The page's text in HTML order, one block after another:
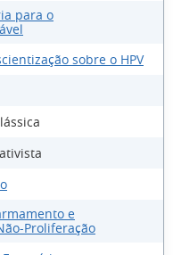
para o
sobre o HPV
e
Proliferação